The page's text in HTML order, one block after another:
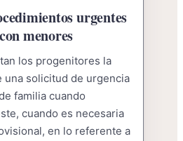
urgentes
menores
los progenitores la
una solicitud de urgencia
familia cuando
cuando es necesaria
en lo referente a